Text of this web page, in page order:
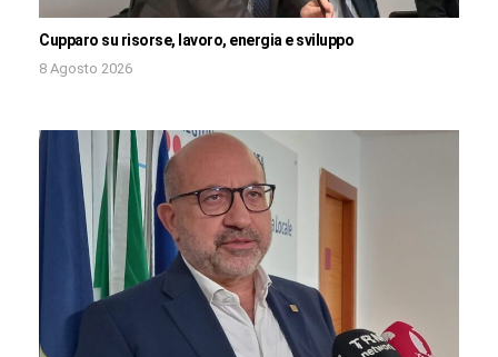
Cupparo su risorse, lavoro, energia e sviluppo
8 Agosto 2026